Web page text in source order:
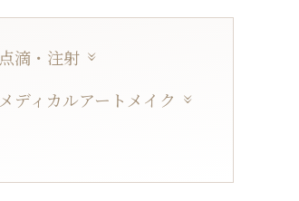
点滴・注射
メディカルアートメイク